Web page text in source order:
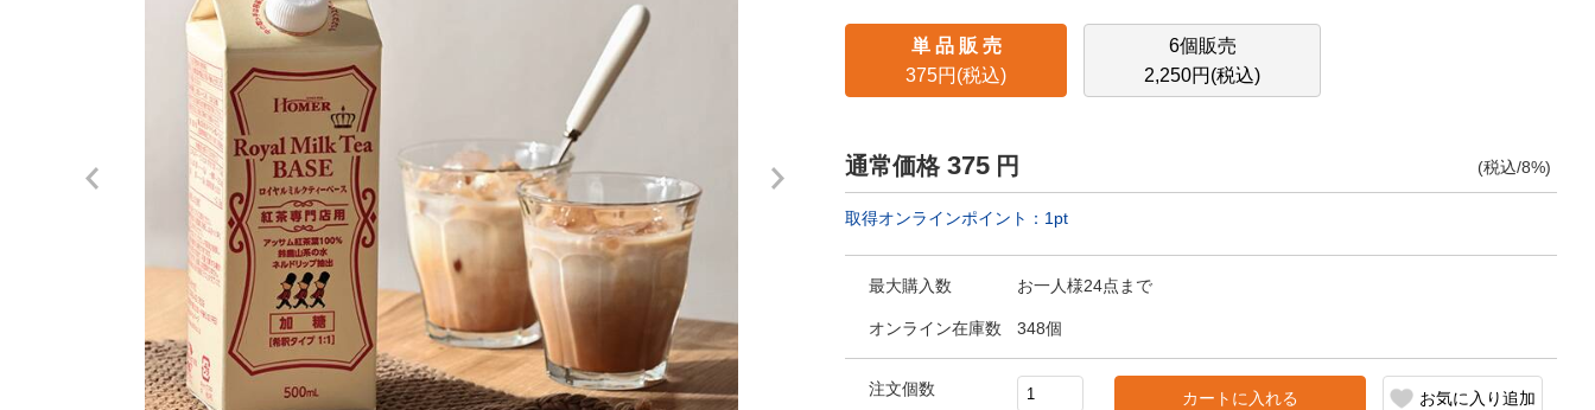
単 品 販 売
375円(税込)
6個販売
2,250円(税込)
通常価格 375 円 (税込/8%)
取得オンラインポイント： 1 pt
最大購入数 お一人様24点まで
オンライン在庫数 348個
注文個数
カートに入れる お気に入り追加